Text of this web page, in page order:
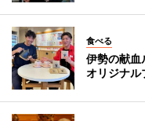
食べる
伊勢の献血
オリジナル